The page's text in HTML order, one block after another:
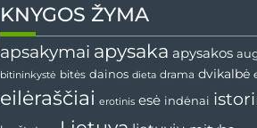
KNYGOS ŽYMA
apsakymai apysaka apysakos
bitininkystė bitės dainos dieta drama dvikalbė
eilėraščiai erotinis esė indėnai